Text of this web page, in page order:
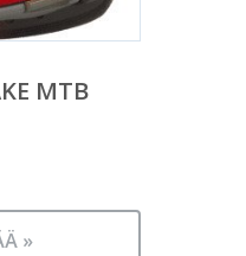
MTB
»